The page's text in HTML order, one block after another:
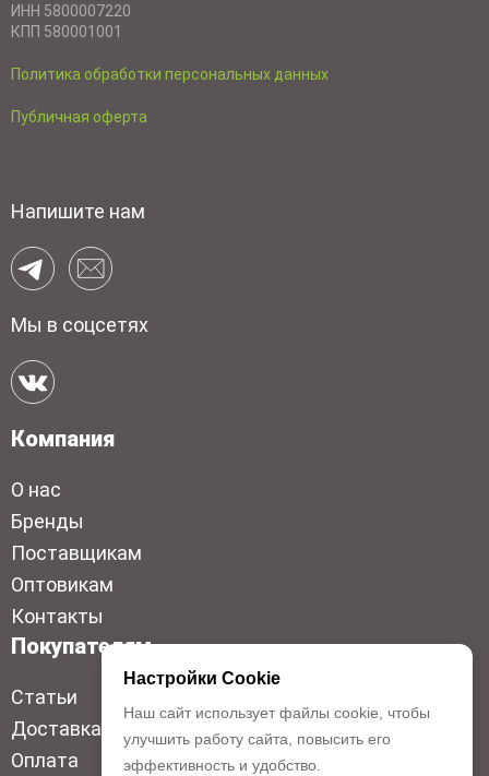
ИНН 5800007220
КПП 580001001
Политика обработки персональных данных
Публичная оферта
Напишите нам
Мы в соцсетях
Компания
О нас
Бренды
Поставщикам
Оптовикам
Контакты
Покупателям
Статьи
Доставка
Оплата
Настройки Cookie
Наш сайт использует файлы cookie, чтобы
улучшить работу сайта, повысить его
эффективность и удобство.